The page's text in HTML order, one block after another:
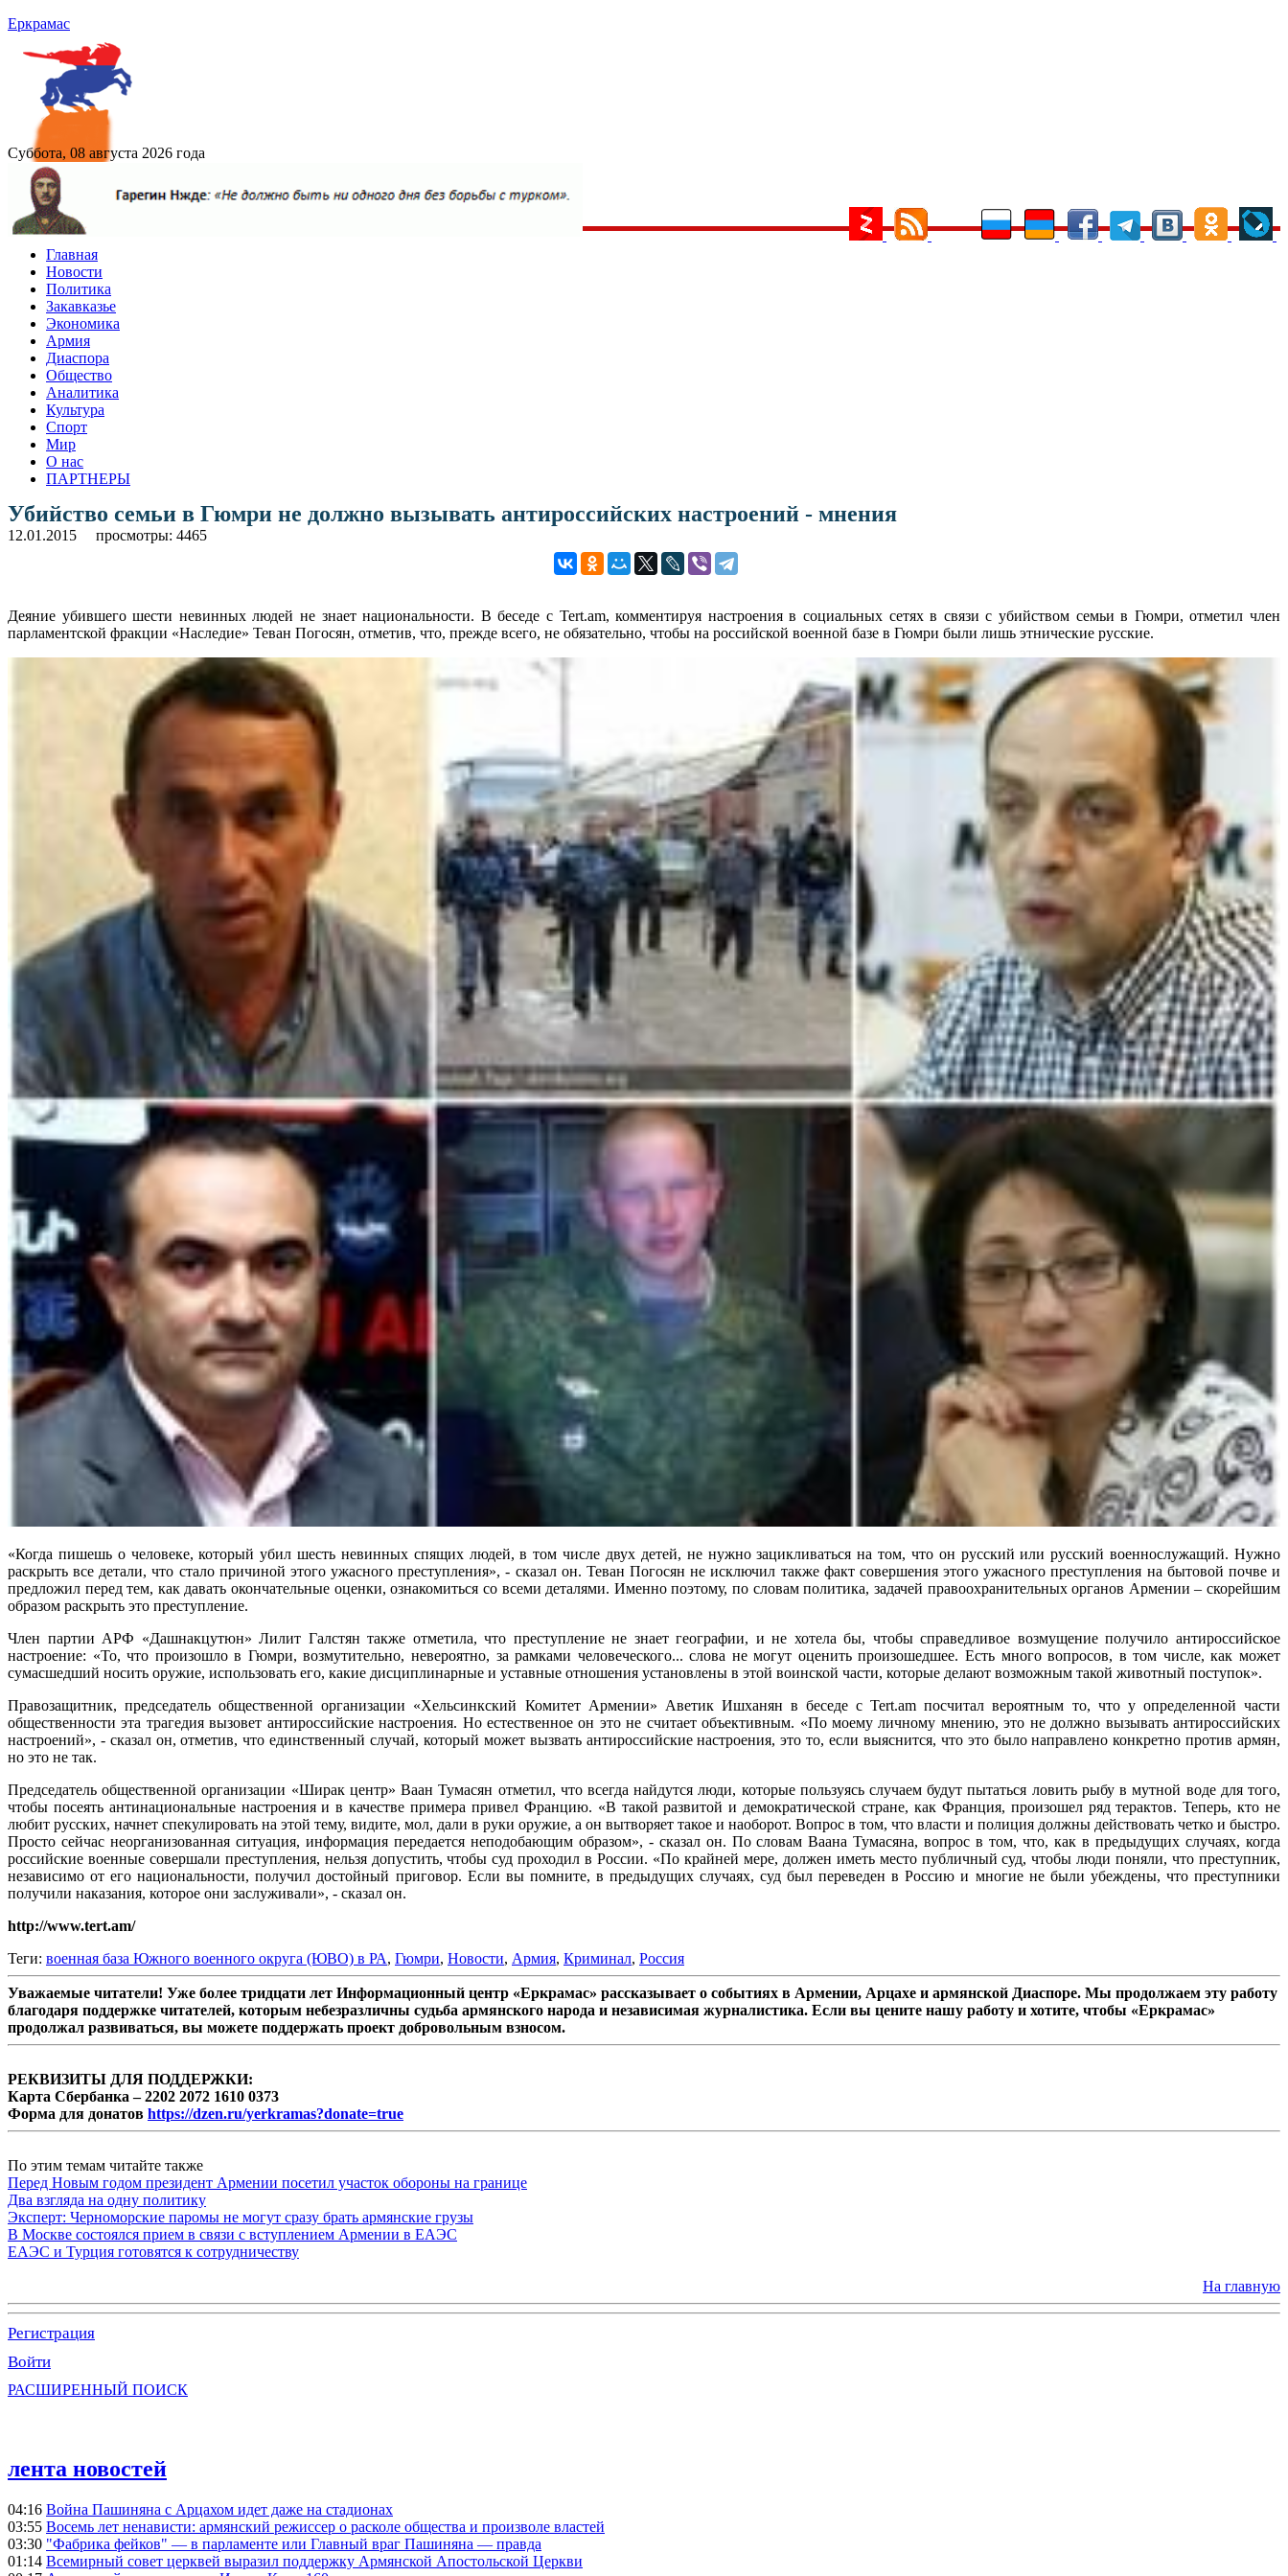
Еркрамас
Суббота, 08 августа 2026 года
Главная
Новости
Политика
Закавказье
Экономика
Армия
Диаспора
Общество
Аналитика
Культура
Спорт
Мир
О нас
ПАРТНЕРЫ
Убийство семьи в Гюмри не должно вызывать антироссийских настроений - мнения
12.01.2015 просмотры: 4465
Деяние убившего шести невинных людей не знает национальности. В беседе с Tert.am, комментируя настроения в социальных сетях в связи с убийством семьи в Гюмри, отметил член
парламентской фракции «Наследие» Теван Погосян, отметив, что, прежде всего, не обязательно, чтобы на российской военной базе в Гюмри были лишь этнические русские.
«Когда пишешь о человеке, который убил шесть невинных спящих людей, в том числе двух детей, не нужно зацикливаться на том, что он русский или русский военнослужащий. Нужно
раскрыть все детали, что стало причиной этого ужасного преступления», - сказал он. Теван Погосян не исключил также факт совершения этого ужасного преступления на бытовой почве и
предложил перед тем, как давать окончательные оценки, ознакомиться со всеми деталями. Именно поэтому, по словам политика, задачей правоохранительных органов Армении – скорейшим
образом раскрыть это преступление.
Член партии АРФ «Дашнакцутюн» Лилит Галстян также отметила, что преступление не знает географии, и не хотела бы, чтобы справедливое возмущение получило антироссийское
настроение: «То, что произошло в Гюмри, возмутительно, невероятно, за рамками человеческого... слова не могут оценить произошедшее. Есть много вопросов, в том числе, как может
сумасшедший носить оружие, использовать его, какие дисциплинарные и уставные отношения установлены в этой воинской части, которые делают возможным такой животный поступок».
Правозащитник, председатель общественной организации «Хельсинкский Комитет Армении» Аветик Ишханян в беседе с Tert.am посчитал вероятным то, что у определенной части
общественности эта трагедия вызовет антироссийские настроения. Но естественное он это не считает объективным. «По моему личному мнению, это не должно вызывать антироссийских
настроений», - сказал он, отметив, что единственный случай, который может вызвать антироссийские настроения, это то, если выяснится, что это было направлено конкретно против армян,
но это не так.
Председатель общественной организации «Ширак центр» Ваан Тумасян отметил, что всегда найдутся люди, которые пользуясь случаем будут пытаться ловить рыбу в мутной воде для того,
чтобы посеять антинациональные настроения и в качестве примера привел Францию. «В такой развитой и демократической стране, как Франция, произошел ряд терактов. Теперь, кто не
любит русских, начнет спекулировать на этой тему, видите, мол, дали в руки оружие, а он вытворяет такое и наоборот. Вопрос в том, что власти и полиция должны действовать четко и быстро.
Просто сейчас неорганизованная ситуация, информация передается неподобающим образом», - сказал он. По словам Ваана Тумасяна, вопрос в том, что, как в предыдущих случаях, когда
российские военные совершали преступления, нельзя допустить, чтобы суд проходил в России. «По крайней мере, должен иметь место публичный суд, чтобы люди поняли, что преступник,
независимо от его национальности, получил достойный приговор. Если вы помните, в предыдущих случаях, суд был переведен в Россию и многие не были убеждены, что преступники
получили наказания, которое они заслуживали», - сказал он.
http://www.tert.am/
Теги: военная база Южного военного округа (ЮВО) в РА, Гюмри, Новости, Армия, Криминал, Россия
Уважаемые читатели! Уже более тридцати лет Информационный центр «Еркрамас» рассказывает о событиях в Армении, Арцахе и армянской Диаспоре. Мы продолжаем эту работу
благодаря поддержке читателей, которым небезразличны судьба армянского народа и независимая журналистика. Если вы цените нашу работу и хотите, чтобы «Еркрамас»
продолжал развиваться, вы можете поддержать проект добровольным взносом.
РЕКВИЗИТЫ ДЛЯ ПОДДЕРЖКИ:
Карта Сбербанка – 2202 2072 1610 0373
Форма для донатов https://dzen.ru/yerkramas?donate=true
По этим темам читайте также
Перед Новым годом президент Армении посетил участок обороны на границе
Два взгляда на одну политику
Эксперт: Черноморские паромы не могут сразу брать армянские грузы
В Москве состоялся прием в связи с вступлением Армении в ЕАЭС
ЕАЭС и Турция готовятся к сотрудничеству
На главную
Регистрация
Войти
РАСШИРЕННЫЙ ПОИСК
лента новостей
04:16 Война Пашиняна с Арцахом идет даже на стадионах
03:55 Восемь лет ненависти: армянский режиссер о расколе общества и произволе властей
03:30 "Фабрика фейков" — в парламенте или Главный враг Пашиняна — правда
01:14 Всемирный совет церквей выразил поддержку Армянской Апостольской Церкви